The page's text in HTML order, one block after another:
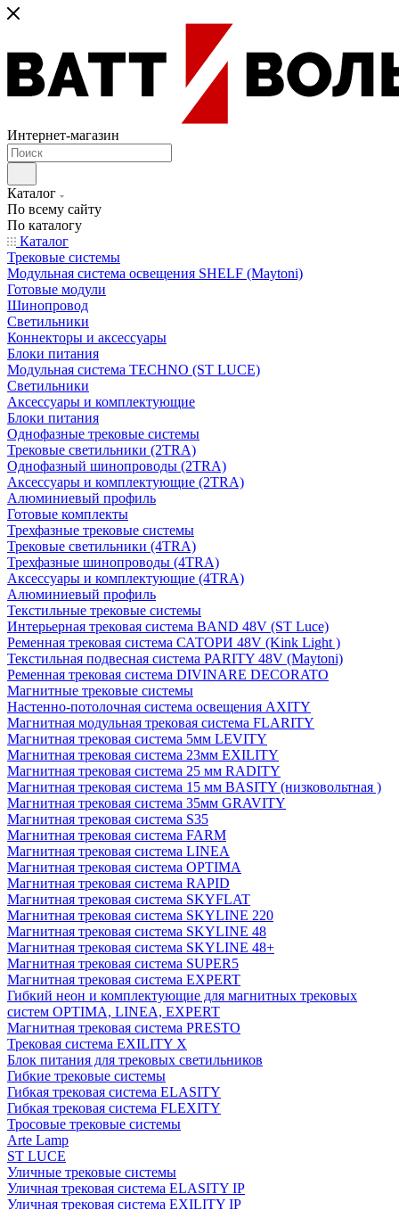
Интернет-магазин
Каталог
По всему сайту
По каталогу
Каталог
Трековые системы
Модульная система освещения SHELF (Maytoni)
Готовые модули
Шинопровод
Светильники
Коннекторы и аксессуары
Блоки питания
Модульная система TECHNO (ST LUCE)
Светильники
Аксессуары и комплектующие
Блоки питания
Однофазные трековые системы
Трековые светильники (2TRA)
Однофазный шинопроводы (2TRA)
Аксессуары и комплектующие (2TRA)
Алюминиевый профиль
Готовые комплекты
Трехфазные трековые системы
Трековые светильники (4TRA)
Трехфазные шинопроводы (4TRA)
Аксессуары и комплектующие (4TRA)
Алюминиевый профиль
Текстильные трековые системы
Интерьерная трековая система BAND 48V (ST Luce)
Ременная трековая система САТОРИ 48V (Kink Light )
Текстильная подвесная система PARITY 48V (Maytoni)
Ременная трековая система DIVINARE DECORATO
Магнитные трековые системы
Настенно-потолочная система освещения AXITY
Магнитная модульная трековая система FLARITY
Магнитная трековая система 5мм LEVITY
Магнитная трековая система 23мм EXILITY
Магнитная трековая система 25 мм RADITY
Магнитная трековая система 15 мм BASITY (низковольтная )
Магнитная трековая система 35мм GRAVITY
Магнитная трековая система S35
Магнитная трековая система FARM
Магнитная трековая система LINEA
Магнитная трековая система OPTIMA
Магнитная трековая система RAPID
Магнитная трековая система SKYFLAT
Магнитная трековая система SKYLINE 220
Магнитная трековая система SKYLINE 48
Магнитная трековая система SKYLINE 48+
Магнитная трековая система SUPER5
Магнитная трековая система EXPERT
Гибкий неон и комплектующие для магнитных трековых
систем OPTIMA, LINEA, EXPERT
Магнитная трековая система PRESTO
Трековая система EXILITY X
Блок питания для трековых светильников
Гибкие трековые системы
Гибкая трековая система ELASITY
Гибкая трековая система FLEXITY
Тросовые трековые системы
Arte Lamp
ST LUCE
Уличные трековые системы
Уличная трековая система ELASITY IP
Уличная трековая система EXILITY IP